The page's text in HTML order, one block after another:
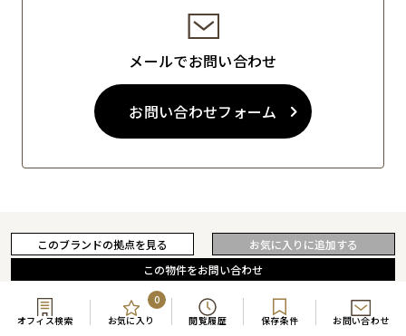
オフィス検索 お気に入り
0
閲覧履歴
保存条件 お問い合わせ
このブランドの拠点を見る
この物件をお問い合わせ
メールでお問い合わせ
お問い合わせフォーム